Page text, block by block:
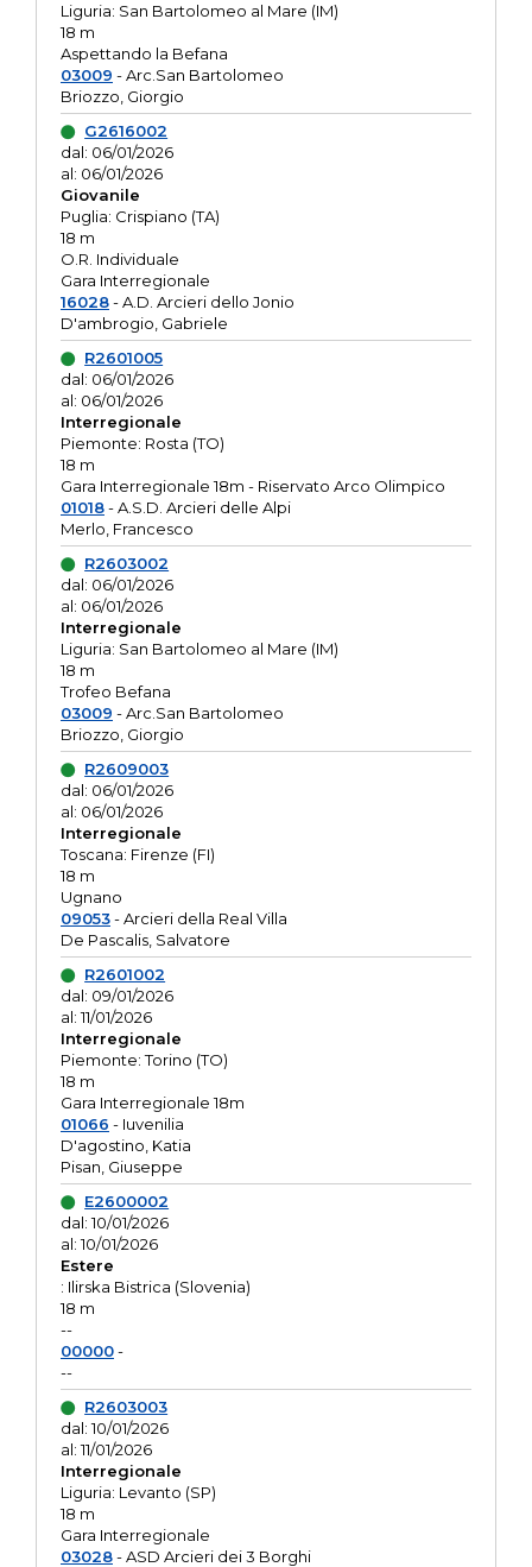
Liguria: San Bartolomeo al Mare (IM)
18 m
Aspettando la Befana
03009 - Arc.San Bartolomeo
Briozzo, Giorgio
G2616002
dal: 06/01/2026
al: 06/01/2026
Giovanile
Puglia: Crispiano (TA)
18 m
O.R. Individuale
Gara Interregionale
16028- A.D. Arcieri dello Jonio
D'ambrogio, Gabriele
R2601005
dal: 06/01/2026
al: 06/01/2026
Interregionale
Piemonte: Rosta (TO)
18 m
Gara Interregionale 18m - Riservato Arco Olimpico
01018- A.S.D. Arcieri delle Alpi
Merlo, Francesco
R2603002
dal: 06/01/2026
al: 06/01/2026
Interregionale
Liguria: San Bartolomeo al Mare (IM)
18 m
Trofeo Befana
03009 - Arc.San Bartolomeo
Briozzo, Giorgio
R2609003
dal: 06/01/2026
al: 06/01/2026
Interregionale
Toscana: Firenze (FI)
18 m
Ugnano
09053- Arcieri della Real Villa
De Pascalis, Salvatore
R2601002
dal: 09/01/2026
al: 11/01/2026
Interregionale
Piemonte: Torino (TO)
18 m
Gara Interregionale 18m
01066 - Iuvenilia
D'agostino, Katia
Pisan, Giuseppe
E2600002
dal: 10/01/2026
al: 10/01/2026
Estere
: Ilirska Bistrica (Slovenia)
18 m
--
00000-
--
R2603003
dal: 10/01/2026
al: 11/01/2026
Interregionale
Liguria: Levanto (SP)
18 m
Gara Interregionale
03028- ASD Arcieri dei 3 Borghi